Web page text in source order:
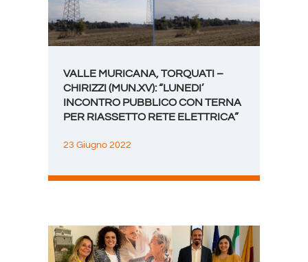
VALLE MURICANA, TORQUATI –
CHIRIZZI (MUN.XV): “LUNEDI’
INCONTRO PUBBLICO CON TERNA
PER RIASSETTO RETE ELETTRICA”
23 Giugno 2022